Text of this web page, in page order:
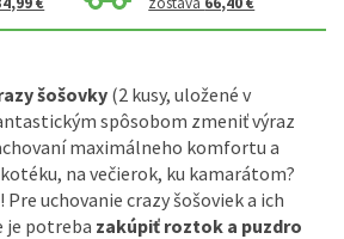
šošovky (2 kusy, uložené v
spôsobom zmeniť výraz
maximálneho komfortu a
na večierok, ku kamarátom?
uchovanie crazy šošoviek a ich
je potreba zakúpiť roztok a puzdro